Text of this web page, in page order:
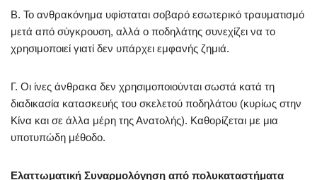
Β. Το ανθρακόνημα υφίσταται σοβαρό εσωτερικό τραυματισμό
μετά από σύγκρουση, αλλά ο ποδηλάτης συνεχίζει να το
χρησιμοποιεί γιατί δεν υπάρχει εμφανής ζημιά.
Γ. Οι ίνες άνθρακα δεν χρησιμοποιούνται σωστά κατά τη
διαδικασία κατασκευής του σκελετού ποδηλάτου (κυρίως στην
Κίνα και σε άλλα μέρη της Ανατολής). Καθορίζεται με μια
υποτυπώδη μέθοδο.
Ελαττωματική Συναρμολόγηση από πολυκαταστήματα